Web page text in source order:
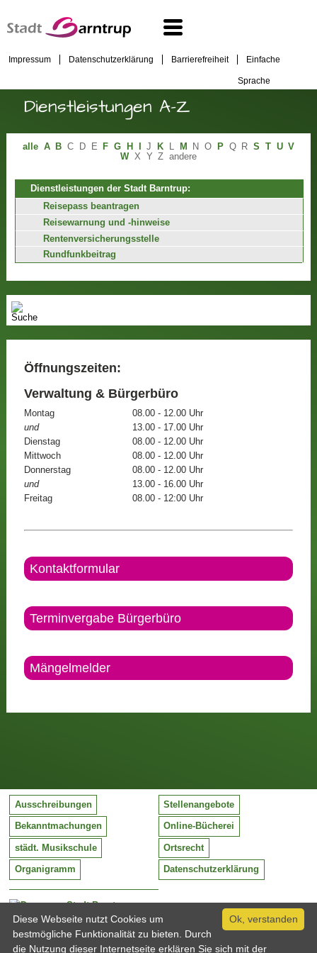
Impressum Datenschutzerklärung Barrierefreiheit Einfache
Sprache
Dienstleistungen A-Z
alle A B C D E F G H J K L M N O P Q R S T U V
W X Y Z andere
Dienstleistungen der Stadt Barntrup:
Reisepass beantragen
Reisewarnung und -hinweise
Rentenversicherungsstelle
Rundfunkbeitrag
Öffnungszeiten:
Verwaltung & Bürgerbüro
Montag
08.00 - 12.00 Uhr
und
13.00 - 17.00 Uhr
Dienstag
08.00 - 12.00 Uhr
Mittwoch
08.00 - 12.00 Uhr
Donnerstag
08.00 - 12.00 Uhr
und
13.00 - 16.00 Uhr
Freitag
08.00 - 12:00 Uhr
Kontaktformular
Terminvergabe Bürgerbüro
Mängelmelder
Stadt Barntrup
Mittelstraße 38
32683 Barntrup
Tel:
05263 / 409-0
Ausschreibungen Stellenangebote
Bekanntmachungen Online-Bücherei
städt. Musikschule Ortsrecht
Organigramm Datenschutzerklärung
Ok, verstanden
Diese Webseite nutzt Cookies um
bestmögliche Funktionalität zu bieten. Durch
die Nutzung dieser Internetseite erklären Sie sich mit der